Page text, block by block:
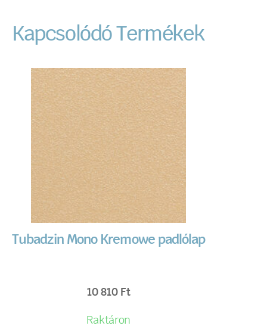
Kapcsolódó Termékek
Tubadzin Mono Kremowe padlólap
10 810 Ft
Raktáron